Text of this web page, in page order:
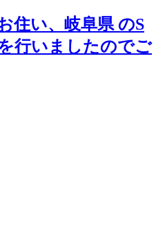
住い、岐阜県 のS
行いましたのでご